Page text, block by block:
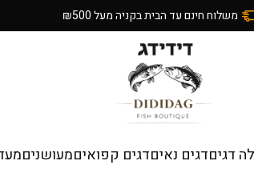
משלוח חינם עד הבית בקניה מעל ₪500
דגיםדגים נאיםדגים קפואיםמעושנים